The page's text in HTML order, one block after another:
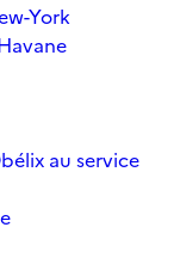
York
au service